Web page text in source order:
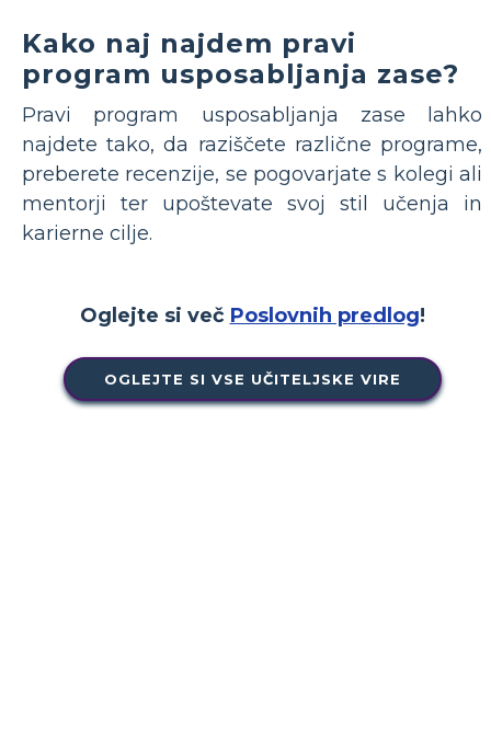
Kako naj najdem pravi
program usposabljanja zase?
Pravi program usposabljanja zase lahko
najdete tako, da raziščete različne programe,
preberete recenzije, se pogovarjate s kolegi ali
mentorji ter upoštevate svoj stil učenja in
karierne cilje.
Oglejte si več Poslovnih predlog!
OGLEJTE SI VSE UČITELJSKE VIRE